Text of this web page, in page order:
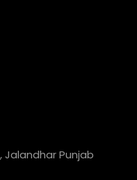
Jalandhar Punjab